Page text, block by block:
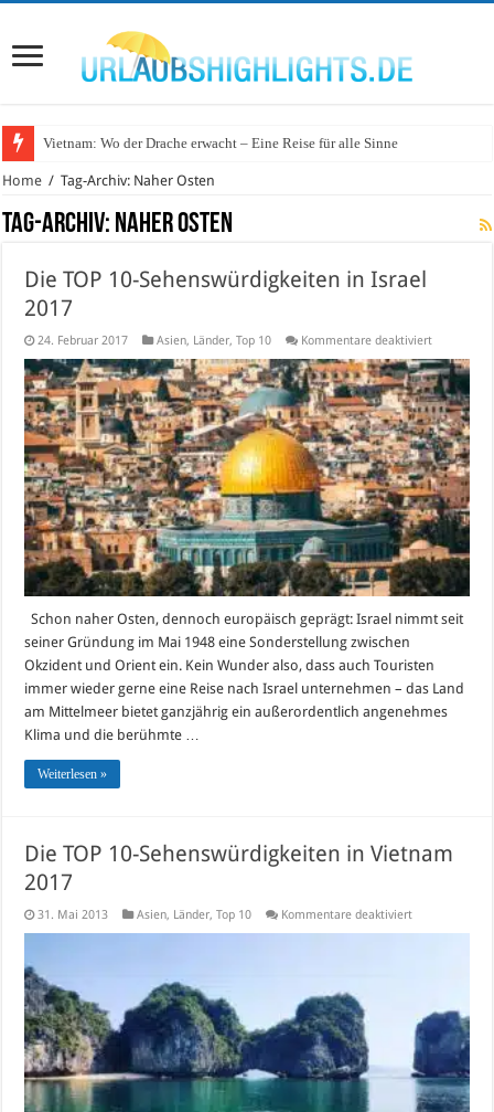
Vietnam: Wo der Drache erwacht – Eine Reise für alle Sinne
Home / Tag-Archiv: Naher Osten
Tag-Archiv: Naher Osten
Die TOP 10-Sehenswürdigkeiten in Israel
2017
24. Februar 2017 Asien, Länder,Top 10 Kommentare deaktiviertfür
TOP
10-
in
Israel
2017
Schon naher Osten, dennoch europäisch geprägt: Israel nimmt seit
seiner Gründung im Mai 1948 eine Sonderstellung zwischen
Okzident und Orient ein. Kein Wunder also, dass auch Touristen
immer wieder gerne eine Reise nach Israel unternehmen – das Land
am Mittelmeer bietet ganzjährig ein außerordentlich angenehmes
Klima und die berühmte …
Weiterlesen »
Die TOP 10-Sehenswürdigkeiten in Vietnam
2017
31. Mai 2013 Asien, Länder,Top 10 Kommentare deaktiviertfür
2017